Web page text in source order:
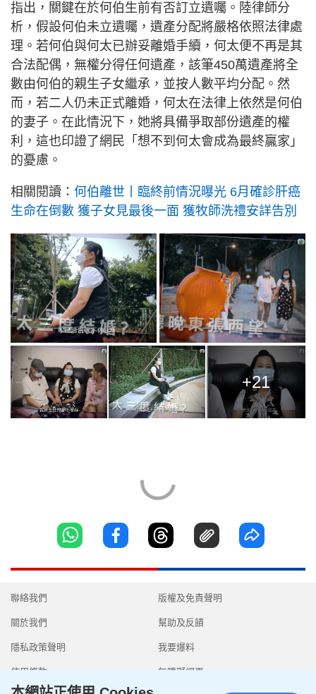
指出，關鍵在於何伯生前有否訂立遺囑。陸律師分
析，假設何伯未立遺囑，遺產分配將嚴格依照法律處
理。若何伯與何太已辦妥離婚手續，何太便不再是其
合法配偶，無權分得任何遺產，該筆450萬遺產將全
數由何伯的親生子女繼承，並按人數平均分配。然
而，若二人仍未正式離婚，何太在法律上依然是何伯
的妻子。在此情況下，她將具備爭取部份遺產的權
利，這也印證了網民「想不到何太會成為最終贏家」
的憂慮。
相關閱讀： 何伯離世丨臨終前情況曝光 6月確診肝癌
生命在倒數 獲子女見最後一面 獲牧師洗禮安詳告別
+21
聯絡我們
關於我們
隱私政策聲明
使用條款
版權及免責聲明
幫助及反饋
我要爆料
無障礙網頁